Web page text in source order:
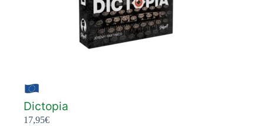
Dictopia
17,95€